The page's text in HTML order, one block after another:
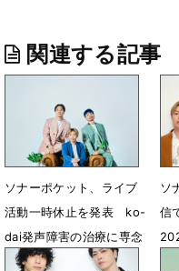
関連する記事
ソナーポケット、ライブ
活動一時休止を発表 ko-
dai発声障害の治療に専念
6月10日 23時57分
ソ
信